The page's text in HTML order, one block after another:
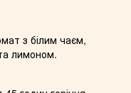
з білим чаєм,
лимоном.